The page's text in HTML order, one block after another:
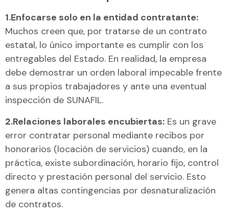
1.Enfocarse solo en la entidad contratante:
Muchos creen que, por tratarse de un contrato
estatal, lo único importante es cumplir con los
entregables del Estado. En realidad, la empresa
debe demostrar un orden laboral impecable frente
a sus propios trabajadores y ante una eventual
inspección de SUNAFIL.
2.Relaciones laborales encubiertas: Es un grave
error contratar personal mediante recibos por
honorarios (locación de servicios) cuando, en la
práctica, existe subordinación, horario fijo, control
directo y prestación personal del servicio. Esto
genera altas contingencias por desnaturalización
de contratos.